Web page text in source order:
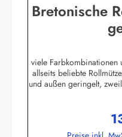
Bretonische
viele
allseits beliebte
und außen geringelt,
zu allen Ringelmuster
Kopfumfang (bis